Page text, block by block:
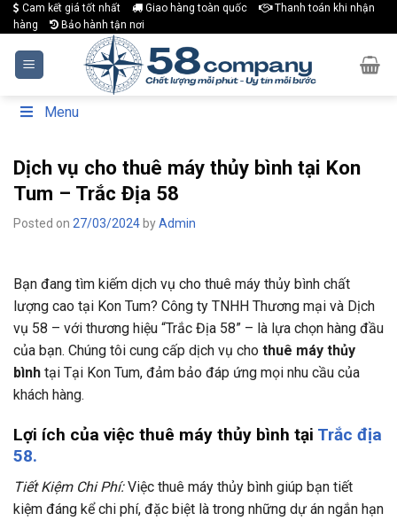
Skip
to
content
Cam kết giá tốt nhất Giao hàng toàn quốc
Thanh toán khi nhận
hàng
Bảo hành tận nơi
Menu
Dịch vụ cho thuê máy thủy bình tại Kon
Tum – Trắc Địa 58
Posted on 27/03/2024 byAdmin
Bạn đang tìm kiếm dịch vụ cho thuê máy thủy bình chất
lượng cao tại Kon Tum? Công ty TNHH Thương mại và Dịch
vụ 58 – với thương hiệu “Trắc Địa 58” – là lựa chọn hàng đầu
của bạn. Chúng tôi cung cấp dịch vụ cho thuê máy thủy
bình tại Tại Kon Tum, đảm bảo đáp ứng mọi nhu cầu của
khách hàng.
Lợi ích của việc thuê máy thủy bình tại Trắc địa
58.
Tiết Kiệm Chi Phí:Việc thuê máy thủy bình giúp bạn tiết
kiệm đáng kể chi phí, đặc biệt là trong những dự án ngắn hạn